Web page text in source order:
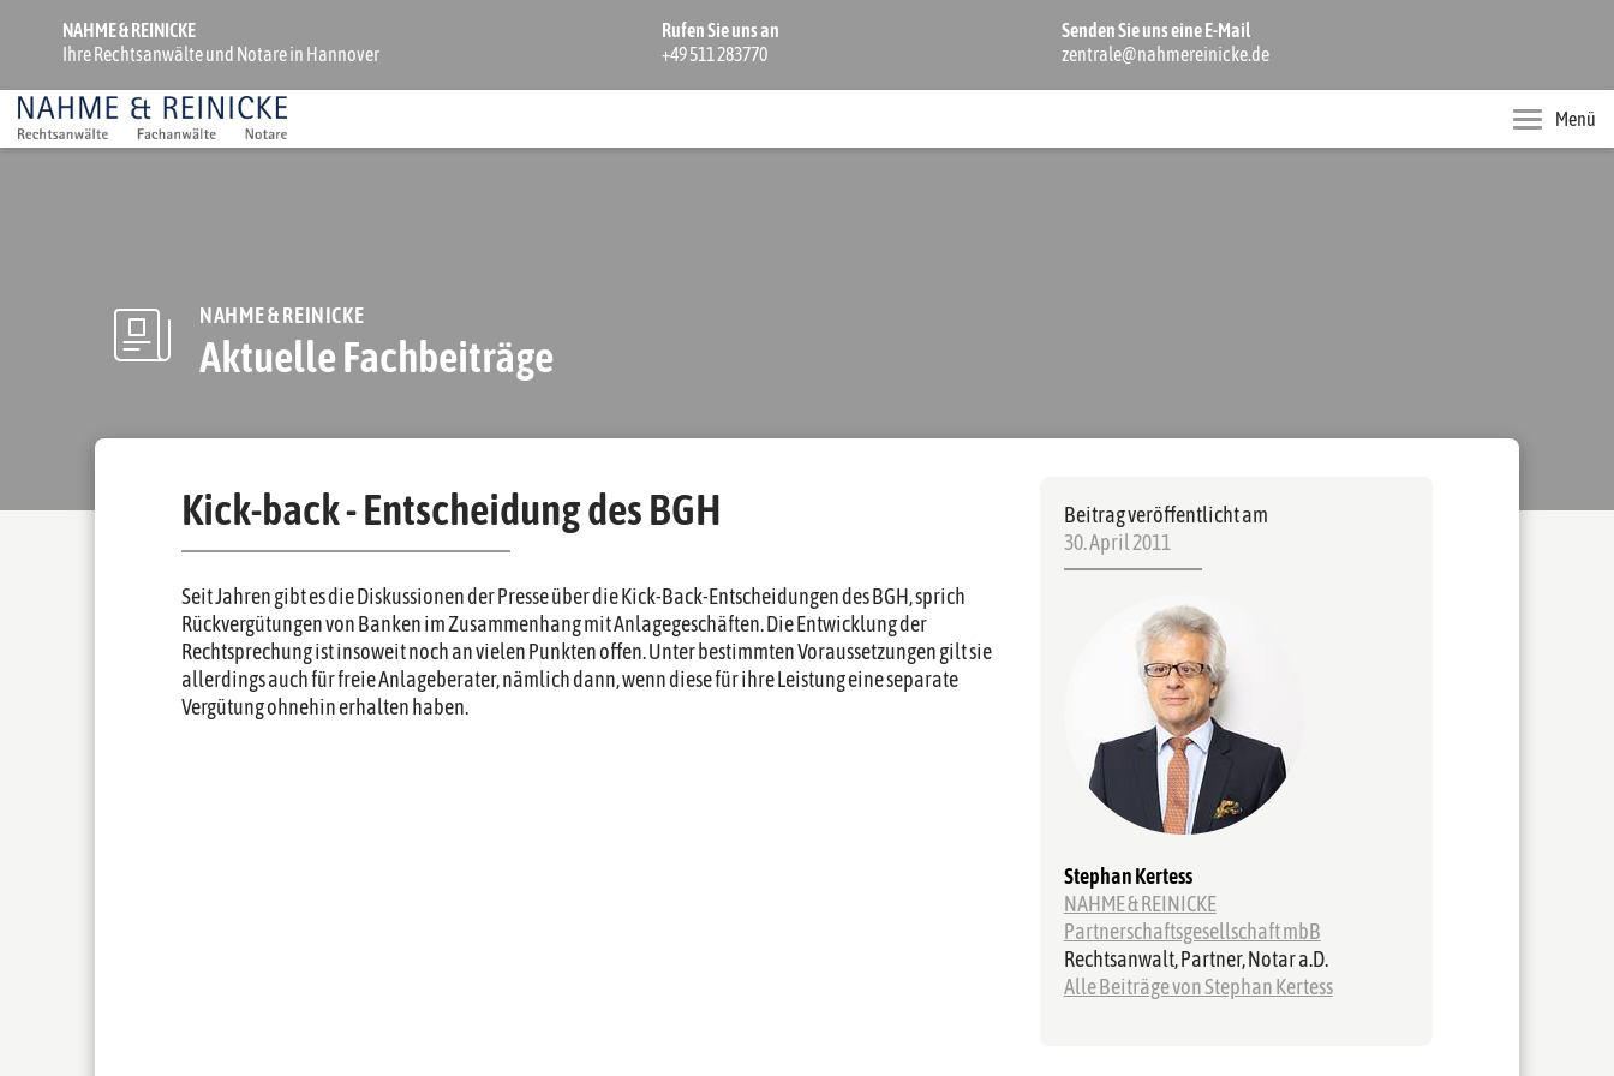
NAHME & REINICKE
Ihre Rechtsanwälte und Notare in Hannover
Rufen Sie uns an
+49 511 283770
Senden Sie uns eine E-Mail
zentrale@nahmereinicke.de
Menü
NAHME & REINICKE
Aktuelle Fachbeiträge
Kick-back - Entscheidung des BGH
Seit Jahren gibt es die Diskussionen der Presse über die Kick-Back-Entscheidungen des BGH, sprich
Rückvergütungen von Banken im Zusammenhang mit Anlagegeschäften. Die Entwicklung der
Rechtsprechung ist insoweit noch an vielen Punkten offen. Unter bestimmten Voraussetzungen gilt sie
allerdings auch für freie Anlageberater, nämlich dann, wenn diese für ihre Leistung eine separate
Vergütung ohnehin erhalten haben.
Beitrag veröffentlicht am
30. April 2011
Stephan Kertess
NAHME & REINICKE
Partnerschaftsgesellschaft mbB
Rechtsanwalt, Partner, Notar a.D.
Alle Beiträge von Stephan Kertess